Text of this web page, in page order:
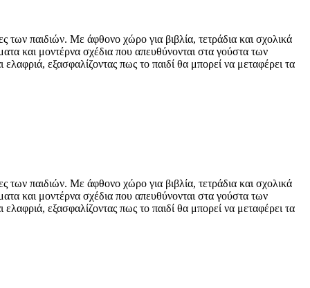
των παιδιών. Με άφθονο χώρο για βιβλία, τετράδια και σχολικά
και μοντέρνα σχέδια που απευθύνονται στα γούστα των
εξασφαλίζοντας πως το παιδί θα μπορεί να μεταφέρει τα
των παιδιών. Με άφθονο χώρο για βιβλία, τετράδια και σχολικά
και μοντέρνα σχέδια που απευθύνονται στα γούστα των
εξασφαλίζοντας πως το παιδί θα μπορεί να μεταφέρει τα